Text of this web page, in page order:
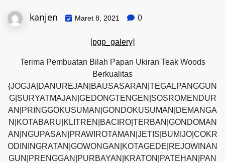
kanjen Maret 8, 2021 0
[pgp_galery]
Terima Pembuatan Bilah Papan Ukiran Teak Woods
Berkualitas
{JOGJA|DANUREJAN|BAUSASARAN|TEGALPANGGUN
G|SURYATMAJAN|GEDONGTENGEN|SOSROMENDUR
AN|PRINGGOKUSUMAN|GONDOKUSUMAN|DEMANGA
N|KOTABARU|KLITREN|BACIRO|TERBAN|GONDOMAN
AN|NGUPASAN|PRAWIROTAMAN|JETIS|BUMIJO|COKR
ODININGRATAN|GOWONGAN|KOTAGEDE|REJOWINAN
GUN|PRENGGAN|PURBAYAN|KRATON|PATEHAN|PAN